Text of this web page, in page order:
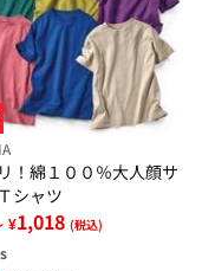
！綿１００％大人顔サ
シャツ
¥1,018 (税込)